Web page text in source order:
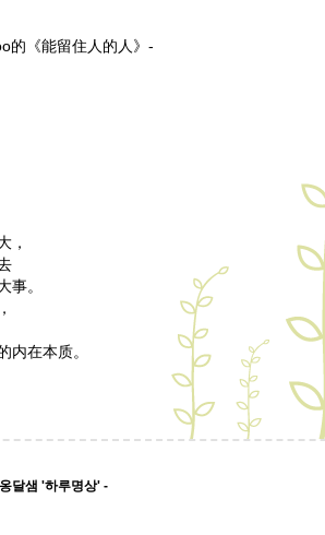
的《能留住人的人》-
，
事。
内在本质。
달샘 '하루명상' -